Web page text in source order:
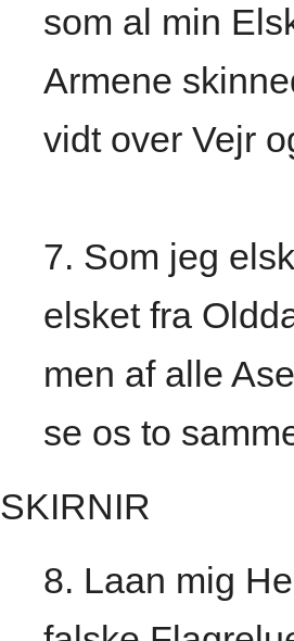
som al min
Armene
vidt over Vejr
7. Som jeg
elsket fra
men af alle
se os to
SKIRNIR
8. Laan mig